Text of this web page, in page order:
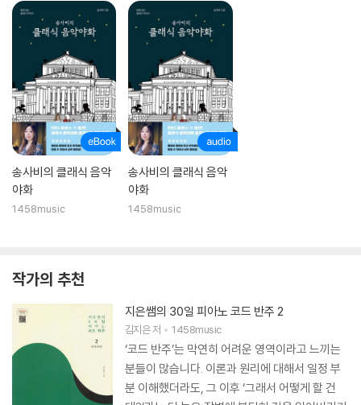
송사비의 클래식 음악
야화
1458music
송사비의 클래식 음악
야화
1458music
작가의 추천
지은쌤의 30일 피아노 코드 반주 2
김지은저 1458music
‘코드 반주’는 막연히 어려운 영역이라고 느끼는
분들이 많습니다. 이론과 원리에 대해서 일정 부
분 이해했더라도, 그 이후 ‘그래서 어떻게 할 건